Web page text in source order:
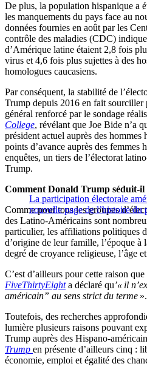
De plus, la population hispanique a
les manquements du pays face au
données fournies en août par les
contrôle des maladies (CDC)
d’Amérique latine étaient 2,8 fois
virus et 4,6 fois plus sujettes à des
homologues caucasiens.
Par conséquent, la stabilité de
Trump depuis 2016 en fait sourciller
général renforcé par le sondage
College, révélant que Joe Bide n’a
président actuel auprès des
points d’avance auprès des femmes
enquêtes, un tiers de l’électorat
Trump.
La participation électorale
nouvelle page de l’histoire du
Comment Donald Trump séduit-il
Comme pour tous les groupes
des Latino-Américains sont
particulier, les affiliations politiques
d’origine de leur famille, l’époque
degré de croyance religieuse, l’âge
C’est d’ailleurs pour cette raison
FiveThirtyEighta déclaré qu’« il
américain” au sens strict du terme ».
Toutefois, des recherches
lumière plusieurs raisons pouvant
Trump auprès des Hispano-
Trump en présente d’ailleurs cinq :
économie, emploi et égalité des